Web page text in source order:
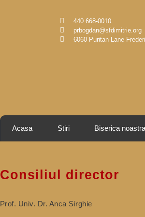
440 668-0010
prbogdan@sfdimitrie.org
6060 Puritan Lane
Acasa Stiri Biserica noastra
Consiliul director
Prof. Univ. Dr. Anca Sirghie